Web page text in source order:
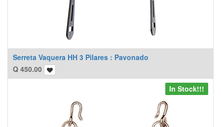
Serreta Vaquera HH 3 Pilares : Pavonado
Q 450.00
In Stock!!!